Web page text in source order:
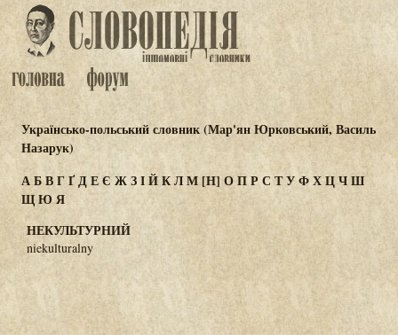
Українсько-польський словник (Мар'ян Юрковський, Василь
Назарук)
АБВГҐДЕЄЖЗІЙКЛМ [Н] ОПР С ТУФХЦЧШ
ЩЮЯ
НЕКУЛЬТУРНИЙ
niekulturalny